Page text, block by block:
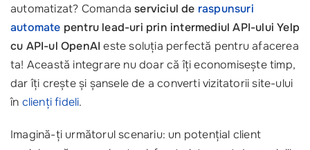
automatizat? Comandaserviciul de raspunsuri
automate pentru lead-uri prin intermediul API-ului Yelp
cu API-ul OpenAI este soluția perfectă pentru afacerea
ta! Această integrare nu doar că îți economisește timp,
dar îți crește și șansele de a converti vizitatorii site-ului
în clienți fideli.
Imagină-ți următorul scenariu: un potențial client